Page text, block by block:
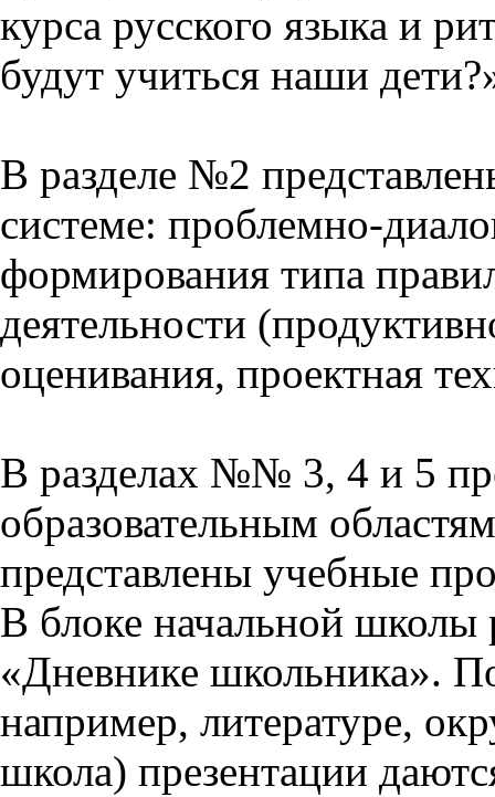
курса русского языка и
будут учиться наши
В разделе №2
системе: проблемно-
формирования типа
деятельности
оценивания, проектная
В разделах №№ 3, 4 и 5
образовательным
представлены учебные
В блоке начальной школы
«Дневнике школьника».
например, литературе,
школа) презентации